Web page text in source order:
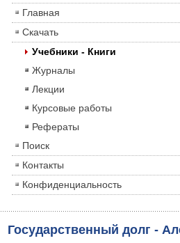
Главная
Скачать
Учебники - Книги
Журналы
Лекции
Курсовые работы
Рефераты
Поиск
Контакты
Конфиденциальность
Государственный долг -